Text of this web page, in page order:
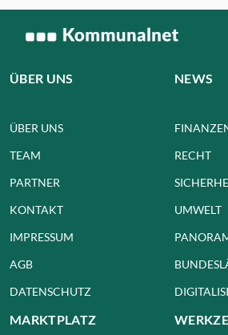
ÜBER UNS
ÜBER UNS
TEAM
PARTNER
KONTAKT
IMPRESSUM
AGB
DATENSCHUTZ
NEWS
RECHT
UMWELT
MARKTPLATZ